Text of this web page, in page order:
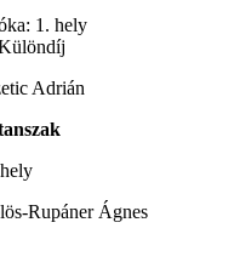
1. hely
Adrián
Rupáner Ágnes